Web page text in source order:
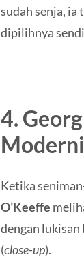
sudah senja,
dipilihnya
4.
Ketika
O’Keeffe
dengan lukisan
(close-up).